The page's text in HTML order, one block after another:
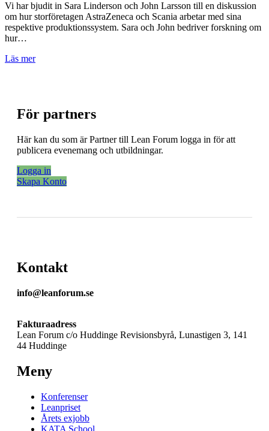
Vi har bjudit in Sara Linderson och John Larsson till en diskussion
om hur storföretagen AstraZeneca och Scania arbetar med sina
respektive produktionssystem. Sara och John bedriver forskning om
hur…
Läs mer
För partners
Här kan du som är Partner till Lean Forum logga in för att
publicera evenemang och utbildningar.
Logga in
Skapa Konto
Kontakt
info@leanforum.se
Fakturaadress
Lean Forum c/o Huddinge Revisionsbyrå, Lunastigen 3, 141
44 Huddinge
Meny
Konferenser
Leanpriset
Årets exjobb
KATA School